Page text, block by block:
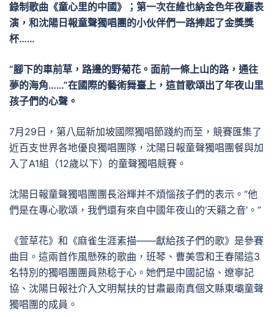
錄制歌曲《童心里的中國》；第一次在維也納金色年夜廳表
演，和沈陽日報童聲獨唱團的小伙伴們一路捧起了金獎獎
杯……
“腳下的車前草，路邊的野菊花。面前一條上山的路，通往
夢的海角……”在國際的藝術舞臺上，這首歌頌出了年夜山里
孩子們的心聲。
7月29日，第八屆新加坡國際獨唱節踐約而至，競賽匯集了
近百支世界各地優良獨唱團隊，沈陽日報童聲獨唱團餐與加
入了A1組（12歲以下）的童聲獨唱競賽。
沈陽日報童聲獨唱團團長浴輝并不煩惱孩子們的表示。“他
們是在專心歌頌，我們還有來自中國年夜山的‘天籟之音’。”
《萱草花》和《麻雀生涯素描——獻給孩子們的歌》是參賽
曲目。這兩首作風懸殊的歌曲，班琴、曹美雪和王春陽這3
名特別的獨唱團團員熟稔于心。她們是中國記協、遼寧記
協、沈陽日報社介入文明幫扶的甘肅最南真個文縣東壩童聲
獨唱團的成員。